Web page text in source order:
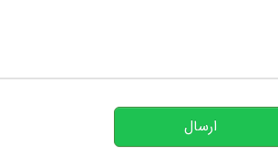
ارسال